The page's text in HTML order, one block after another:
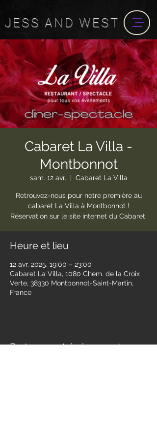
JESSAND WEST
Cabaret La Villa -
Montbonnot
sam. 12 avr.
  |
Cabaret La Villa
Retrouvez-nous pour notre première au
cabaret La Villa à Montbonnot !
Réservation sur le site internet du Cabaret.
Heure et lieu
12 avr. 2025, 19:00 – 23:00
Cabaret La Villa, 1080 Chem. de la Croix
Verte, 38330 Montbonnot-Saint-Martin,
France
Partager cet événement